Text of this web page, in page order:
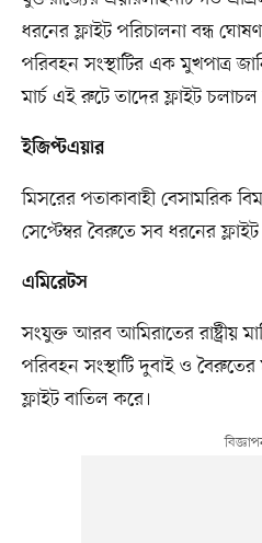
ধরনের ফ্লাইট পরিচালনা বন্ধ
পরিবহন সংস্থাটির এক মুখপাত্র
মার্চ এই রুটে তাদের ফ্লাইট
ইজিপ্টএয়ার
মিসরের পতাকাবাহী বেসামরিক
সেপ্টেম্বর বৈরুতে সব ধরনের
এমিরেটস
সংযুক্ত আরব আমিরাতের রাষ্ট্রীয়
পরিবহন সংস্থাটি দুবাই ও
ফ্লাইট বাতিল করে।